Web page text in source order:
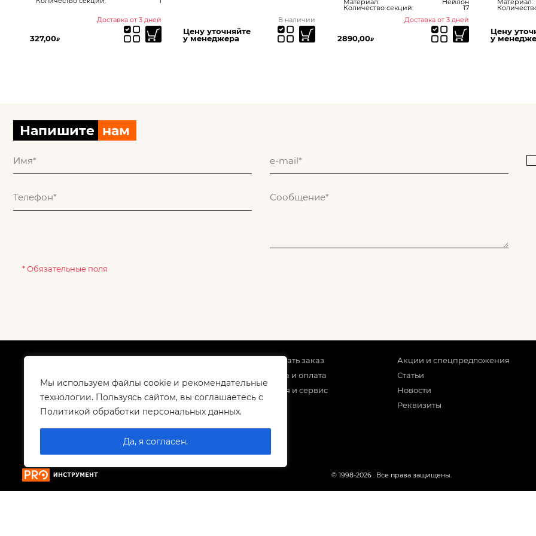
Мы используем файлы cookie и рекомендательные
технологии. Пользуясь сайтом, вы соглашаетесь с
Политикой обработки персональных данных.
Да, я согласен.
Доставка от 3 дней
327,00₽
В наличии
Цену уточняйте
у менеджера
Материал: Нейлон
Количество секций:
17
Доставка от 3 дней
2890,00₽
Материал:
Цену
у
Напишите нам
* Обязательные поля
Корпоративным клиентам
Контакты
Как сделать заказ
Доставка и оплата
Гарантия и сервис
Акции и спецпредложения
Статьи
Новости
Реквизиты
© 1998-2026. Все права защищены.